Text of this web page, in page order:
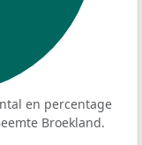
en percentage
Broekland.